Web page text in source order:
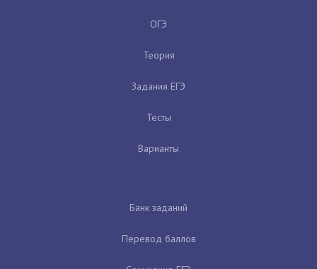
ОГЭ
Теория
Задания ЕГЭ
Тесты
Варианты
Банк заданий
Перевод баллов